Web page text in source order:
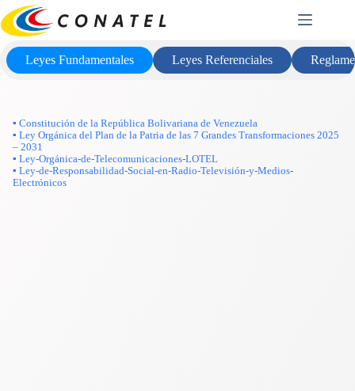
Saltar
al
contenido
Marco Legal
Leyes Fundamentales Leyes Referenciales
▪ Constitución de la República Bolivariana de Venezuela
▪ Ley Orgánica del Plan de la Patria de las 7 Grandes Transformaciones 2025
– 2031
▪ Ley-Orgánica-de-Telecomunicaciones-LOTEL
▪ Ley-de-Responsabilidad-Social-en-Radio-Televisión-y-Medios-
Electrónicos